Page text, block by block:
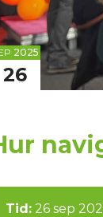
2025
26
Tid: 26 sep